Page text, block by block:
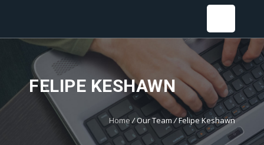
FELIPE KESHAWN
Home/Our Team/Felipe Keshawn